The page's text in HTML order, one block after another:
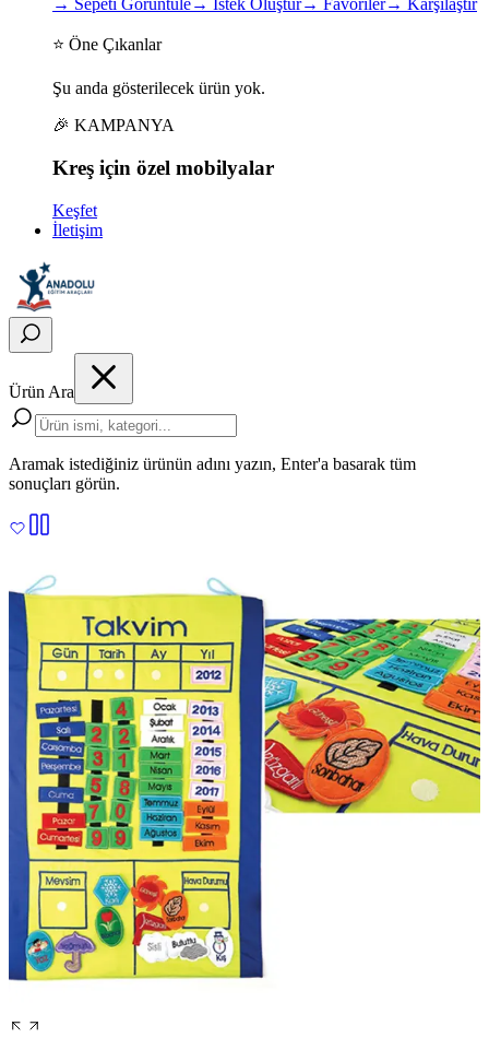
→ Sepeti Görüntüle→ İstek Oluştur→ Favoriler→ Karşılaştır
⭐ Öne Çıkanlar
Şu anda gösterilecek ürün yok.
🎉 KAMPANYA
Kreş için özel mobilyalar
Keşfet
İletişim
Ürün Ara
Aramak istediğiniz ürünün adını yazın, Enter'a basarak tüm
sonuçları görün.